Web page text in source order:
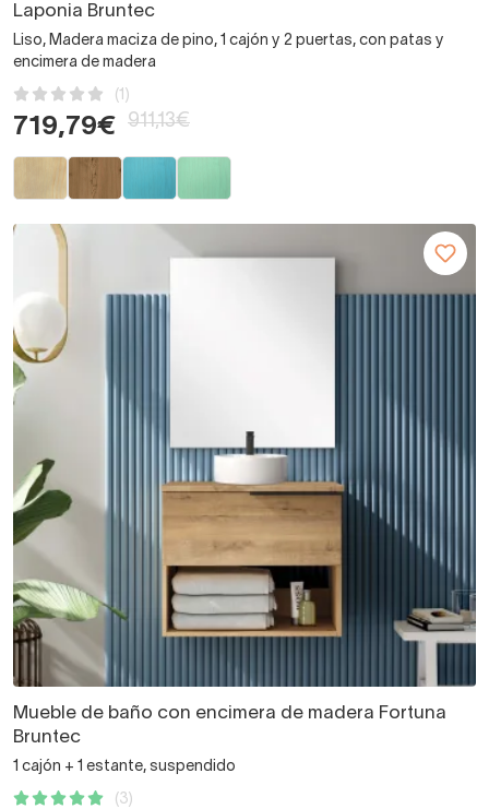
Laponia Bruntec
Liso, Madera maciza de pino, 1 cajón y 2 puertas, con patas y
encimera de madera
(1)
719,79€ 911,13€
Mueble de baño con encimera de madera Fortuna
Bruntec
1 cajón + 1 estante, suspendido
(3)